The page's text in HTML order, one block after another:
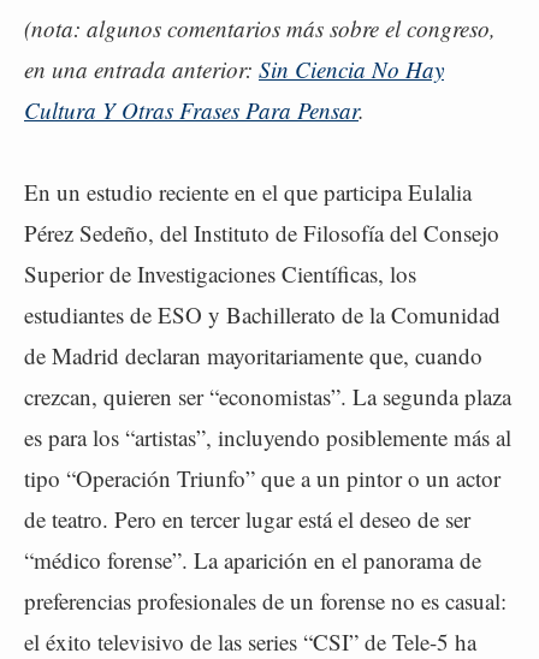
(nota: algunos comentarios más sobre el congreso,
en una entrada anterior: Sin Ciencia No Hay
Cultura Y Otras Frases Para Pensar.
En un estudio reciente en el que participa Eulalia
Pérez Sedeño, del Instituto de Filosofía del Consejo
Superior de Investigaciones Científicas, los
estudiantes de ESO y Bachillerato de la Comunidad
de Madrid declaran mayoritariamente que, cuando
crezcan, quieren ser “economistas”. La segunda plaza
es para los “artistas”, incluyendo posiblemente más al
tipo “Operación Triunfo” que a un pintor o un actor
de teatro. Pero en tercer lugar está el deseo de ser
“médico forense”. La aparición en el panorama de
preferencias profesionales de un forense no es casual:
el éxito televisivo de las series “CSI” de Tele-5 ha